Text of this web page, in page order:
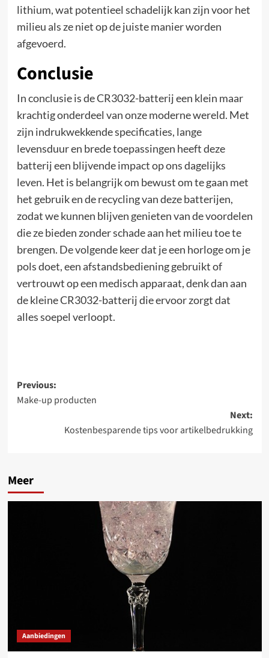
lithium, wat potentieel schadelijk kan zijn voor het
milieu als ze niet op de juiste manier worden
afgevoerd.
Conclusie
In conclusie is de CR3032-batterij een klein maar
krachtig onderdeel van onze moderne wereld. Met
zijn indrukwekkende specificaties, lange
levensduur en brede toepassingen heeft deze
batterij een blijvende impact op ons dagelijks
leven. Het is belangrijk om bewust om te gaan met
het gebruik en de recycling van deze batterijen,
zodat we kunnen blijven genieten van de voordelen
die ze bieden zonder schade aan het milieu toe te
brengen. De volgende keer dat je een horloge om je
pols doet, een afstandsbediening gebruikt of
vertrouwt op een medisch apparaat, denk dan aan
de kleine CR3032-batterij die ervoor zorgt dat
alles soepel verloopt.
Post
navigation
Previous:
Make-up producten
Next:
Kostenbesparende tips voor artikelbedrukking
Meer
Aanbiedingen